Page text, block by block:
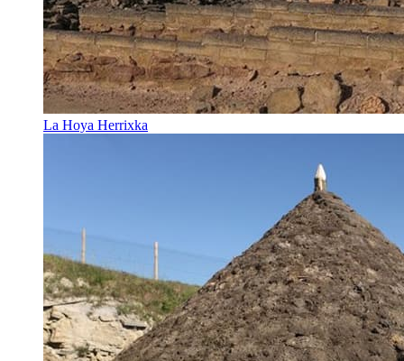
La Hoya Herrixka